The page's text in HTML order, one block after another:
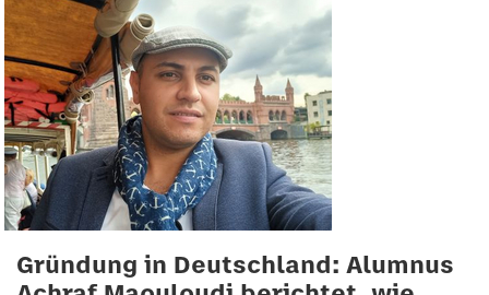
Gründung in Deutschland: Alumnus